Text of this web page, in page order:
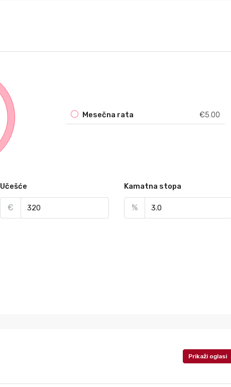
Mesečna rata €5.00
Učešće
€
Kamatna stopa
%
Prikaži oglasi